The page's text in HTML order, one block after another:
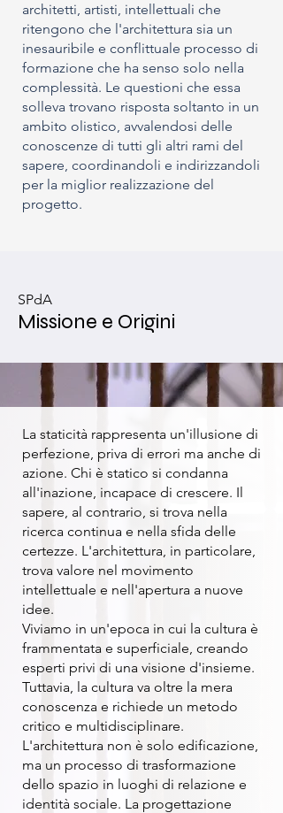
architetti, artisti, intellettuali che
ritengono che l'architettura sia un
inesauribile e conflittuale processo di
formazione che ha senso solo nella
complessità. Le questioni che essa
solleva trovano risposta soltanto in un
ambito olistico, avvalendosi delle
conoscenze di tutti gli altri rami del
sapere, coordinandoli e indirizzandoli
per la miglior realizzazione del
progetto.
SPdA
Missione e Origini
La staticità rappresenta un'illusione di
perfezione, priva di errori ma anche di
azione. Chi è statico si condanna
all'inazione, incapace di crescere. Il
sapere, al contrario, si trova nella
ricerca continua e nella sfida delle
certezze. L'architettura, in particolare,
trova valore nel movimento
intellettuale e nell'apertura a nuove
idee.
Viviamo in un'epoca in cui la cultura è
frammentata e superficiale, creando
esperti privi di una visione d'insieme.
Tuttavia, la cultura va oltre la mera
conoscenza e richiede un metodo
critico e multidisciplinare.
L'architettura non è solo edificazione,
ma un processo di trasformazione
dello spazio in luoghi di relazione e
identità sociale. La progettazione